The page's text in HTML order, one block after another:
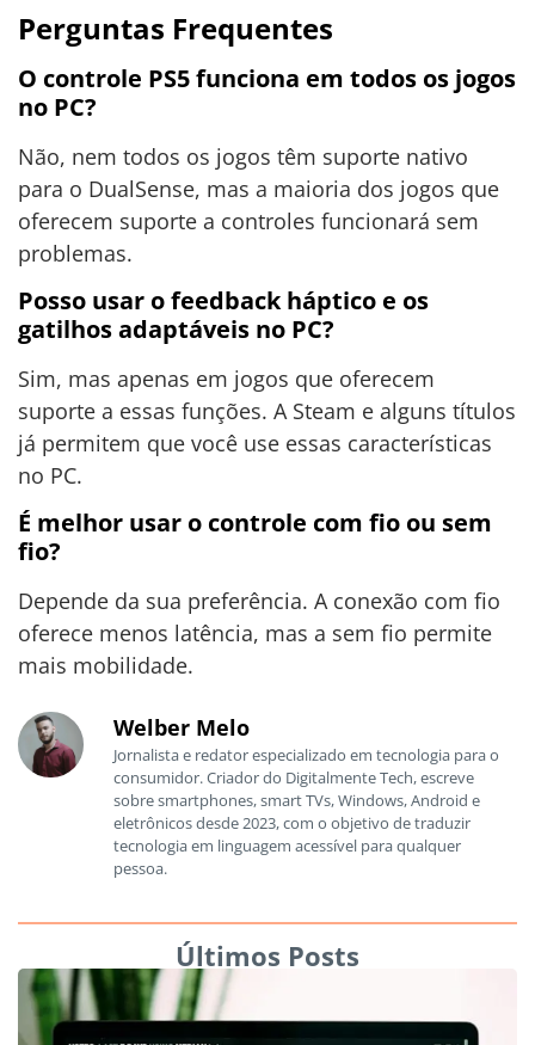
Perguntas Frequentes
O controle PS5 funciona em todos os jogos
no PC?
Não, nem todos os jogos têm suporte nativo
para o DualSense, mas a maioria dos jogos que
oferecem suporte a controles funcionará sem
problemas.
Posso usar o feedback háptico e os
gatilhos adaptáveis no PC?
Sim, mas apenas em jogos que oferecem
suporte a essas funções. A Steam e alguns títulos
já permitem que você use essas características
no PC.
É melhor usar o controle com fio ou sem
fio?
Depende da sua preferência. A conexão com fio
oferece menos latência, mas a sem fio permite
mais mobilidade.
Welber Melo
Jornalista e redator especializado em tecnologia para o
consumidor. Criador do Digitalmente Tech, escreve
sobre smartphones, smart TVs, Windows, Android e
eletrônicos desde 2023, com o objetivo de traduzir
tecnologia em linguagem acessível para qualquer
pessoa.
Últimos Posts